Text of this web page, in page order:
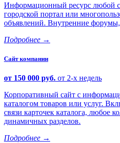
Информационный ресурс любой
городской портал или
объявлений. Внутренние
Подробнее →
Сайт компании
от 150 000 руб. от 2-х недель
Корпоративный сайт с
каталогом товаров или услуг.
связи карточек каталога, любое
динамичных разделов.
Подробнее →